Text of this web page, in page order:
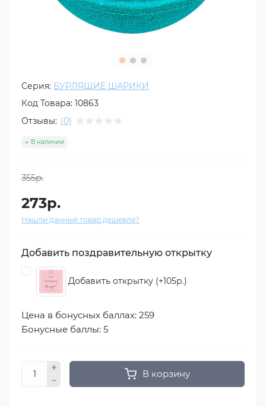
Серия: БУРЛЯЩИЕ ШАРИКИ
Код Товара: 10863
Отзывы: (0)
В наличии
355р.
273р.
Нашли данный товар дешевле?
Добавить поздравительную открытку
Добавить открытку (+105р.)
Цена в бонусных баллах: 259
Бонусные баллы: 5
В корзину